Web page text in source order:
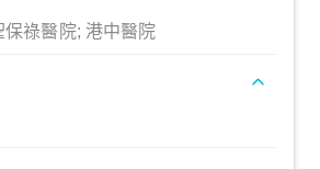
保祿醫院; 港中醫院